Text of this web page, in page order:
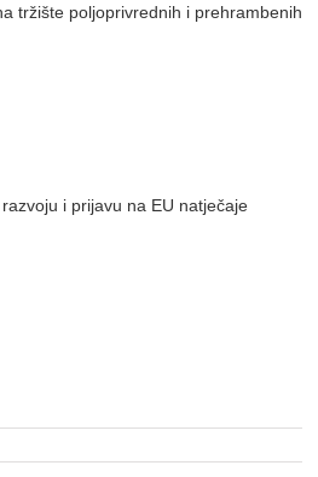
tržište poljoprivrednih i prehrambenih
i prijavu na EU natječaje